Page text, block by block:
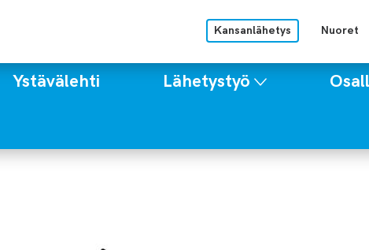
Kansanlähetys Nuoret
Ystävälehti Lähetystyö